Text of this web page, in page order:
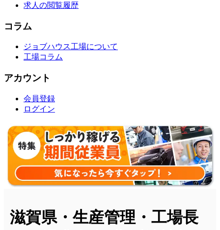
求人の閲覧履歴
コラム
ジョブハウス工場について
工場コラム
アカウント
会員登録
ログイン
滋賀県・生産管理・工場長